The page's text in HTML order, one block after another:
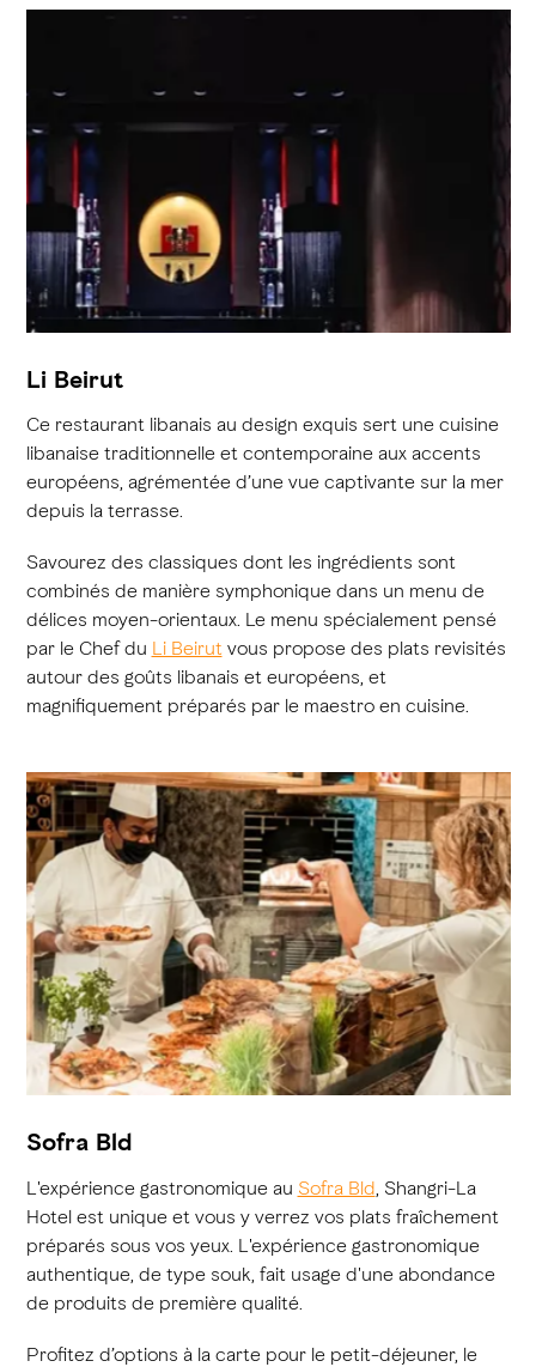
Li Beirut
Ce restaurant libanais au design exquis sert une cuisine
libanaise traditionnelle et contemporaine aux accents
européens, agrémentée d’une vue captivante sur la mer
depuis la terrasse.
Savourez des classiques dont les ingrédients sont
combinés de manière symphonique dans un menu de
délices moyen-orientaux. Le menu spécialement pensé
par le Chef du Li Beirutvous propose des plats revisités
autour des goûts libanais et européens, et
magnifiquement préparés par le maestro en cuisine.
Sofra Bld
L'expérience gastronomique au Sofra Bld , Shangri-La
Hotel est unique et vous y verrez vos plats fraîchement
préparés sous vos yeux. L'expérience gastronomique
authentique, de type souk, fait usage d'une abondance
de produits de première qualité.
Profitez d’options à la carte pour le petit-déjeuner, le